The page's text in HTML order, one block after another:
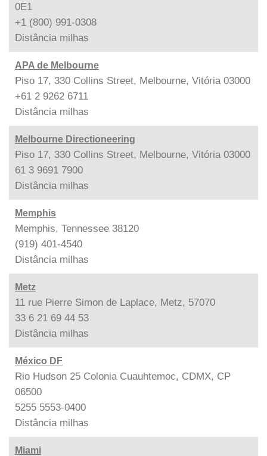
0E1
+1 (800) 991-0308
Distância milhas
APA de Melbourne
Piso 17, 330 Collins Street, Melbourne, Vitória 03000
+61 2 9262 6711
Distância milhas
Melbourne Directioneering
Piso 17, 330 Collins Street, Melbourne, Vitória 03000
61 3 9691 7900
Distância milhas
Memphis
Memphis, Tennessee 38120
(919) 401-4540
Distância milhas
Metz
11 rue Pierre Simon de Laplace, Metz, 57070
33 6 21 69 44 53
Distância milhas
México DF
Rio Hudson 25 Colonia Cuauhtemoc, CDMX, CP
06500
5255 5553-0400
Distância milhas
Miami